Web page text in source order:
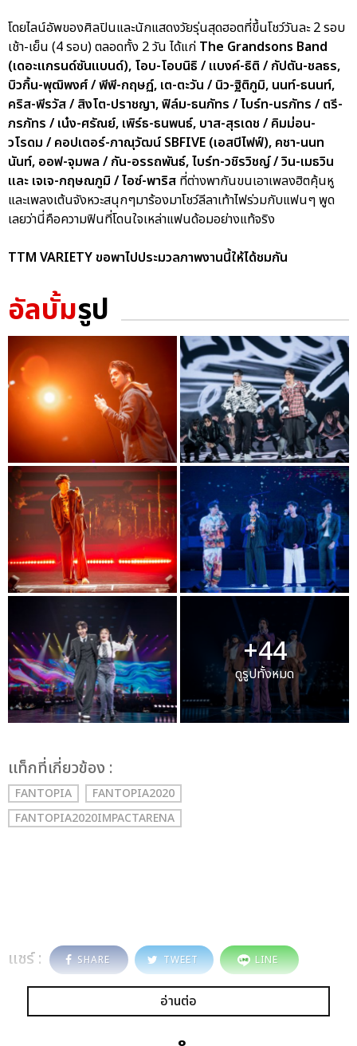
โดยไลน์อัพของศิลปินและนักแสดงวัยรุ่นสุดฮอตที่ขึ้นโชว์วันละ 2 รอบ
เช้า-เย็น (4 รอบ) ตลอดทั้ง 2 วัน ได้แก่ The Grandsons Band
(เดอะแกรนด์ซันแบนด์), โอบ-โอบนิธิ / แบงค์-ธิติ / กัปตัน-ชลธร,
บิวกิ้น-พุฒิพงศ์ / พีพี-กฤษฏ์, เต-ตะวัน / นิว-ฐิติภูมิ, นนท์-ธนนท์,
คริส-พีรวัส / สิงโต-ปราชญา, ฟิล์ม-ธนภัทร / ไบร์ท-นรภัทร / ตรี-
ภรภัทร / เน๋ง-ศรัณย์, เพิร์ธ-ธนพนธ์, บาส-สุรเดช / คิมม่อน-
วโรดม / คอปเตอร์-ภาณุวัฒน์ SBFIVE (เอสบีไฟฟ์), คชา-นนท
นันท์, ออฟ-จุมพล / กัน-อรรถพันธ์, ไบร์ท-วชิรวิชญ์ / วิน-เมธวิน
และ เจเจ-กฤษณภูมิ / ไอซ์-พาริส ที่ต่างพากันขนเอาเพลงฮิตคุ้นหู
และเพลงเต้นจังหวะสนุกๆมาร้องมาโชว์ลีลาเท้าไฟร่วมกับแฟนๆ พูด
เลยว่านี่คือความฟินที่โดนใจเหล่าแฟนด้อมอย่างแท้จริง
TTM VARIETY ขอพาไปประมวลภาพงานนี้ให้ได้ชมกัน
อัลบั้มรูป
+44
ดูรูปทั้งหมด
เเท็กที่เกี่ยวข้อง :
FANTOPIA
FANTOPIA2020
FANTOPIA2020IMPACTARENA
แชร์ : SHARE TWEET LINE
อ่านต่อ